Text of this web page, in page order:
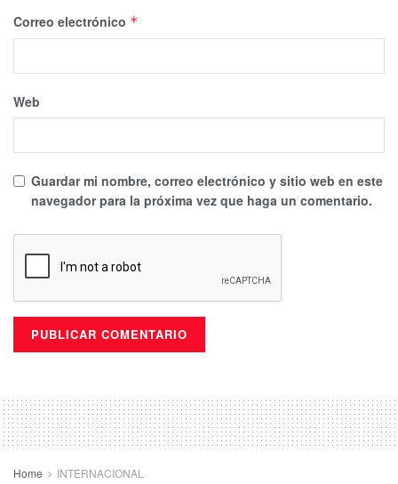
Correo electrónico *
Web
Guardar mi nombre, correo electrónico y sitio web en este
navegador para la próxima vez que haga un comentario.
Home INTERNACIONAL